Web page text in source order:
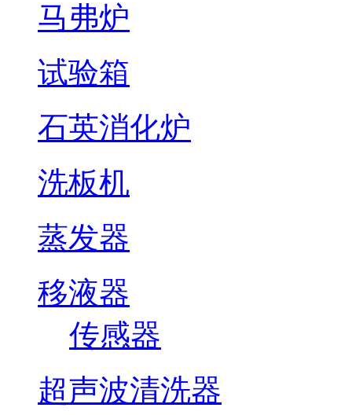
马弗炉
试验箱
石英消化炉
洗板机
蒸发器
移液器
传感器
超声波清洗器